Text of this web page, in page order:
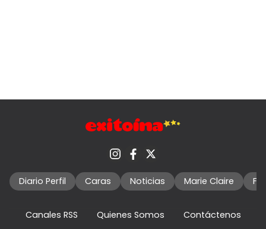
Diario Perfil Caras Noticias Marie Claire
Canales RSS Quienes Somos
Contáctenos